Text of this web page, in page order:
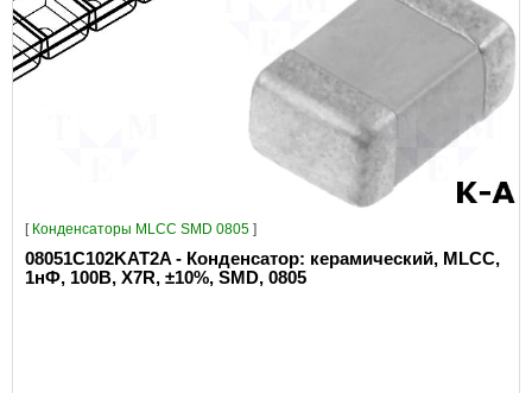
[ Конденсаторы MLCC SMD 0805 ]
08051C102KAT2A - Конденсатор: керамический, MLCC,
1нФ, 100В, X7R, ±10%, SMD, 0805